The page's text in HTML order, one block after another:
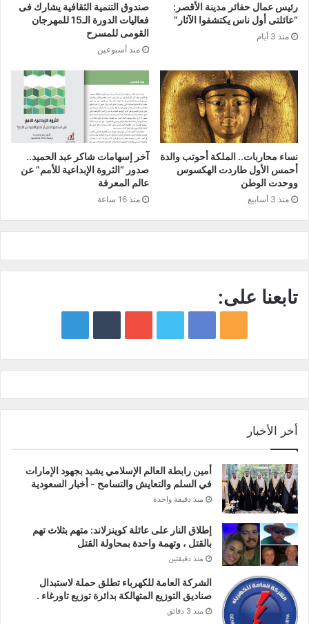
رئيس عمال حفائر مدينة الأقصر:
“عائلتى أول ناس يكتشفوا الآثار”
منذ 3 أيام
صندوق التنمية الثقافية يشارك فى
فعاليات الدورة الـ15 للمهرجان
القومى للمسرح
منذ أسبوعين
نساء محاربات.. الملكة أحوتب والدة
أحمس الأول طاردت الهكسوس
ووحدت الوطن
منذ 3 أسابيع
آخر إسهامات شاكر عبد الحميد..
صدور “الثروة الإبداعية للأمم” عن
عالم المعرفة
منذ 16 ساعة
تابعنا على:
أخر الأخبار
أمين رابطة العالم الإسلامي يشيد بجهود الإمارات
في السلم والتعايش والتسامح - أخبار السعودية
منذ دقيقة واحدة
إطلاق النار على عائلة كوينزلاند: متهم بثلاث تهم
بالقتل ، وتهمة واحدة بمحاولة القتل
منذ دقيقتين
الشركة العامة للكهرباء تطلق حملة لاستبدال
صناديق التوزيع المتهالكة بدائرة توزيع تاورغاء .
منذ 3 دقائق